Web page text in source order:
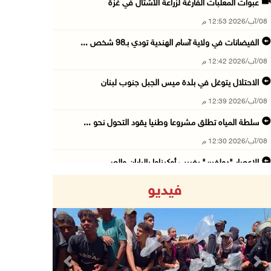
عبوات المعلبات الفارغة لزراعة الأشتال في غزة
08/آب/2026 12:53 م
الفيضانات في ولاية آسام الهندية تودي بـ98 شخص ...
08/آب/2026 12:42 م
الاحتلال يتوغل في بلدة ميس الجبل جنوب لبنان
08/آب/2026 12:39 م
سلطة المياه تطلق مشروعا وطنيا يقود التحول نحو ...
08/آب/2026 12:30 م
الإعصار "دولفين" يضرب أوكيناوا باليابان والصي ...
08/آب/2026 11:44 ص
الاحتلال يواصل تجريف أراضٍ في سنجل شمال رام ...
08/آب/2026 11:35 ص
فيديو
Previous Next